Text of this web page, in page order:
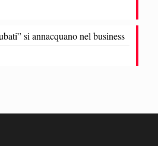
si annacquano nel business